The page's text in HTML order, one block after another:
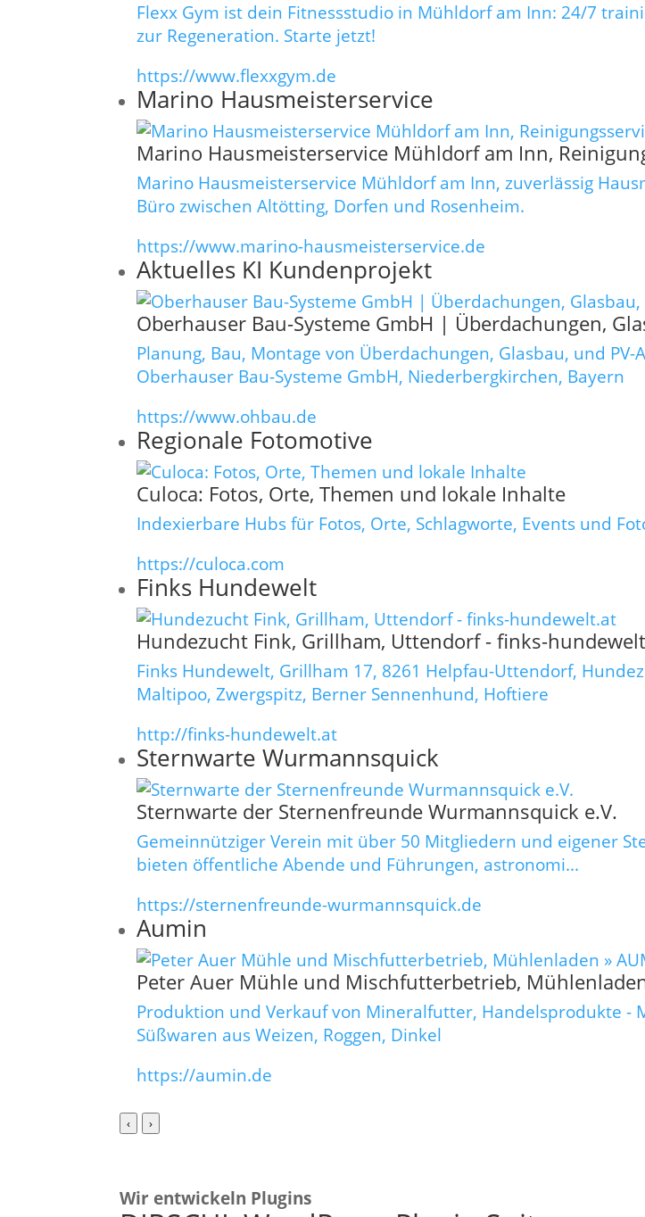
Flexx Gym ist dein Fitnessstudio in Mühldorf am Inn: 24/7
zur Regeneration. Starte jetzt!
https://www.flexxgym.de
Marino Hausmeisterservice
Marino Hausmeisterservice Mühldorf am Inn,
Marino Hausmeisterservice Mühldorf am Inn, zuverlässig
Büro zwischen Altötting, Dorfen und Rosenheim.
https://www.marino-hausmeisterservice.de
Aktuelles KI Kundenprojekt
Oberhauser Bau-Systeme GmbH | Überdachungen,
Planung, Bau, Montage von Überdachungen, Glasbau, und
Oberhauser Bau-Systeme GmbH, Niederbergkirchen, Bayern
https://www.ohbau.de
Regionale Fotomotive
Culoca: Fotos, Orte, Themen und lokale Inhalte
Indexierbare Hubs für Fotos, Orte, Schlagworte, Events und
https://culoca.com
Finks Hundewelt
Hundezucht Fink, Grillham, Uttendorf - finks-
Finks Hundewelt, Grillham 17, 8261 Helpfau-Uttendorf,
Maltipoo, Zwergspitz, Berner Sennenhund, Hoftiere
http://finks-hundewelt.at
Sternwarte Wurmannsquick
Sternwarte der Sternenfreunde Wurmannsquick e.V.
Gemeinnütziger Verein mit über 50 Mitgliedern und eigener
bieten öffentliche Abende und Führungen, astronomi...
https://sternenfreunde-wurmannsquick.de
Aumin
Peter Auer Mühle und Mischfutterbetrieb,
Produktion und Verkauf von Mineralfutter, Handelsprodukte -
Süßwaren aus Weizen, Roggen, Dinkel
https://aumin.de
‹ ›
Wir entwickeln Plugins